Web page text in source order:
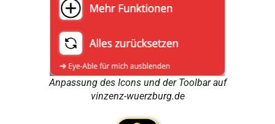
Anpassung des Icons und der Toolbar auf
vinzenz-wuerzburg.de